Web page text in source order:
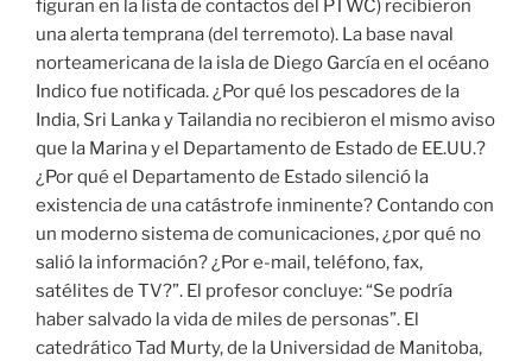
figuran en la lista de contactos del PTWC) recibieron
una alerta temprana (del terremoto). La base naval
norteamericana de la isla de Diego García en el océano
Indico fue notificada. ¿Por qué los pescadores de la
India, Sri Lanka y Tailandia no recibieron el mismo aviso
que la Marina y el Departamento de Estado de EE.UU.?
¿Por qué el Departamento de Estado silenció la
existencia de una catástrofe inminente? Contando con
un moderno sistema de comunicaciones, ¿por qué no
salió la información? ¿Por e-mail, teléfono, fax,
satélites de TV?”. El profesor concluye: “Se podría
haber salvado la vida de miles de personas”. El
catedrático Tad Murty, de la Universidad de Manitoba,